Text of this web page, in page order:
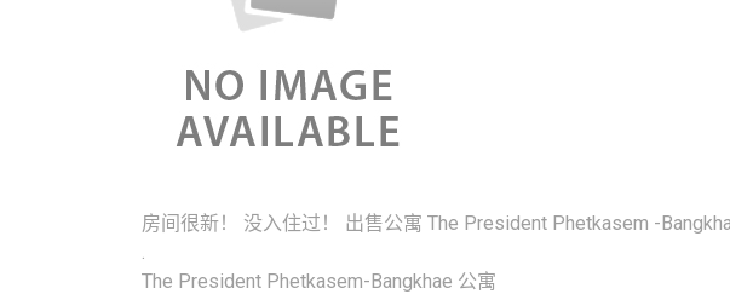
房间很新！ 没入住过！ 出售公寓 The President Phetkasem -
.
The President Phetkasem-Bangkhae 公寓